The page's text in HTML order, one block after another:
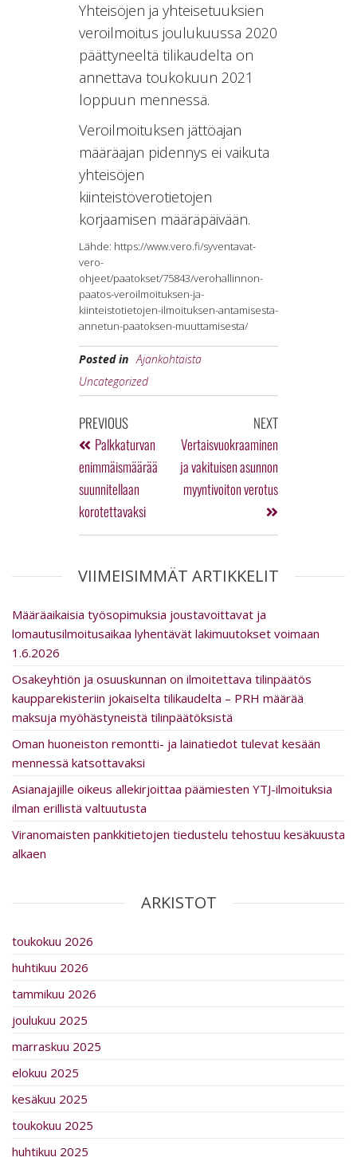
Yhteisöjen ja yhteisetuuksien
veroilmoitus joulukuussa 2020
päättyneeltä tilikaudelta on
annettava toukokuun 2021
loppuun mennessä.
Veroilmoituksen jättöajan
määräajan pidennys ei vaikuta
yhteisöjen
kiinteistöverotietojen
korjaamisen määräpäivään.
Lähde: https://www.vero.fi/syventavat-
vero-
ohjeet/paatokset/75843/verohallinnon-
paatos-veroilmoituksen-ja-
kiinteistotietojen-ilmoituksen-antamisesta-
annetun-paatoksen-muuttamisesta/
Posted in Ajankohtaista
Uncategorized
PREVIOUS
Palkkaturvan
enimmäismäärää
suunnitellaan
korotettavaksi
NEXT
Vertaisvuokraaminen
ja vakituisen asunnon
myyntivoiton verotus
VIIMEISIMMÄT ARTIKKELIT
Määräaikaisia työsopimuksia joustavoittavat ja
lomautusilmoitusaikaa lyhentävät lakimuutokset voimaan
1.6.2026
Osakeyhtiön ja osuuskunnan on ilmoitettava tilinpäätös
kaupparekisteriin jokaiselta tilikaudelta – PRH määrää
maksuja myöhästyneistä tilinpäätöksistä
Oman huoneiston remontti- ja lainatiedot tulevat kesään
mennessä katsottavaksi
Asia­na­ja­jille oikeus al­le­kir­joit­taa päämiesten YTJ-ilmoituksia
ilman erillistä valtuutusta
Viranomaisten pankkitietojen tiedustelu tehostuu kesäkuusta
alkaen
ARKISTOT
toukokuu 2026
huhtikuu 2026
tammikuu 2026
joulukuu 2025
marraskuu 2025
elokuu 2025
kesäkuu 2025
toukokuu 2025
huhtikuu 2025